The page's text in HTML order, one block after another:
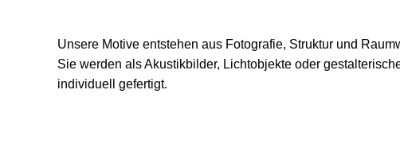
Unsere Motive entstehen aus Fotografie, Struktur und
Sie werden als Akustikbilder, Lichtobjekte oder
individuell gefertigt.